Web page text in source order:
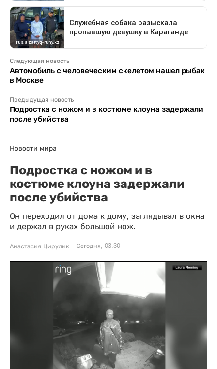
Следующая новость
Автомобиль с человеческим скелетом нашел рыбак
в Москве
Предыдущая новость
Подростка с ножом и в костюме клоуна задержали
после убийства
Новости мира
Подростка с ножом и в
костюме клоуна задержали
после убийства
Он переходил от дома к дому, заглядывал в окна
и держал в руках большой нож.
Анастасия Цирулик Сегодня, 03:30